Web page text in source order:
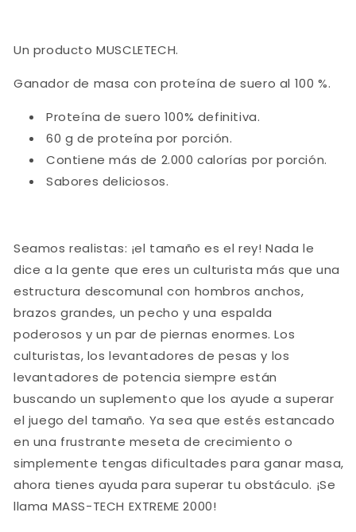
Un producto MUSCLETECH.
Ganador de masa con proteína de suero al 100 %.
Proteína de suero 100% definitiva.
60 g de proteína por porción.
Contiene más de 2.000 calorías por porción.
Sabores deliciosos.
Seamos realistas: ¡el tamaño es el rey! Nada le
dice a la gente que eres un culturista más que una
estructura descomunal con hombros anchos,
brazos grandes, un pecho y una espalda
poderosos y un par de piernas enormes. Los
culturistas, los levantadores de pesas y los
levantadores de potencia siempre están
buscando un suplemento que los ayude a superar
el juego del tamaño. Ya sea que estés estancado
en una frustrante meseta de crecimiento o
simplemente tengas dificultades para ganar masa,
ahora tienes ayuda para superar tu obstáculo. ¡Se
llama MASS-TECH EXTREME 2000!